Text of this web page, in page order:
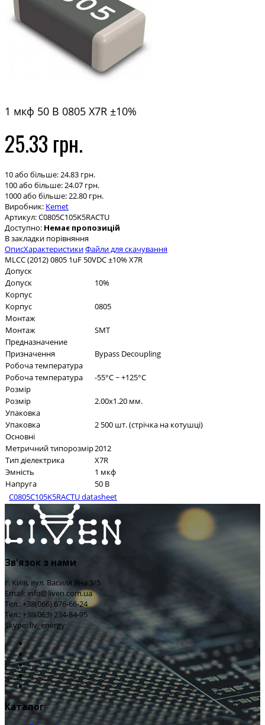
1 мкф 50 В 0805 X7R ±10%
25.33 грн.
10 або більше: 24.83 грн.
100 або більше: 24.07 грн.
1000 або більше: 22.80 грн.
Виробник: Kemet
Артикул:C0805C105K5RACTU
Доступно: Немає пропозицій
В закладки порівняння
ОписХарактеристикиФайли для скачування
MLCC (2012) 0805 1uF 50VDC ±10% X7R
Допуск
Допуск
10%
Корпус
Корпус
0805
Монтаж
Монтаж
SMT
Предназначение
Призначення
Bypass Decoupling
Робоча температура
Робоча температура
-55°C ~ +125°C
Розмір
Розмір
2.00x1.20 мм.
Упаковка
Упаковка
2 500 шт. (стрічка на котушці)
Основні
Метричний типорозмір2012
Тип діелектрика
X7R
Эмність
1 мкф
Напруга
50 В
C0805C105K5RACTU datasheet
Зв'язок з нами
г. Київ, вул. Василя Яна 3/5
Email: info@liven.com.ua
Тел.: +38(066) 676-66-24
Тел.: +38(063) 234-84-95
Skype: liv_energy
Каталог